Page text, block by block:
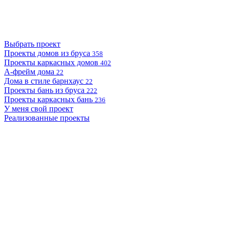
Выбрать проект
Проекты домов из бруса 358
Проекты каркасных домов 402
А-фрейм дома 22
Дома в стиле барнхаус 22
Проекты бань из бруса 222
Проекты каркасных бань 236
У меня свой проект
Реализованные проекты